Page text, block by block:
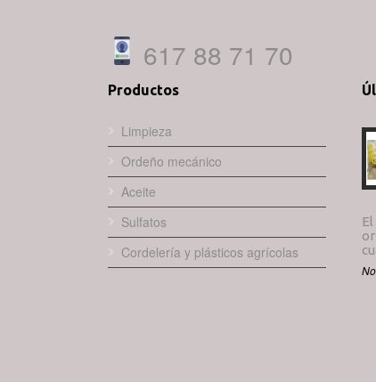
617 88 71 70
Productos
Limpieza
Ordeño mecánico
Aceite
Sulfatos
Cordelería y plásticos agrícolas